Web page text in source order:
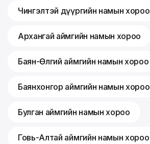
Чингэлтэй дүүргийн намын хороо
Архангай аймгийн намын хороо
Баян-Өлгий аймгийн намын хороо
Баянхонгор аймгийн намын хороо
Булган аймгийн намын хороо
Говь-Алтай аймгийн намын хороо